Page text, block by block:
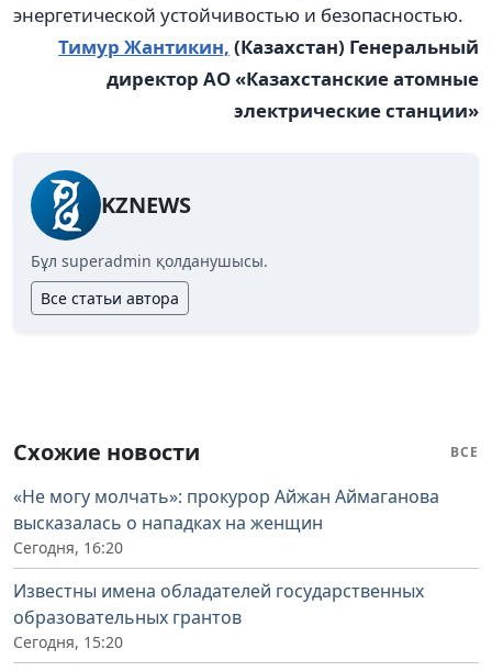
энергетической устойчивостью и безопасностью.
Тимур Жантикин, (Казахстан) Генеральный
директор АО «Казахстанские атомные
электрические станции»
KZNEWS
Бұл superadmin қолданушысы.
Все статьи автора
Схожие новости ВСЕ
«Не могу молчать»: прокурор Айжан Аймаганова
высказалась о нападках на женщин
Сегодня, 16:20
Известны имена обладателей государственных
образовательных грантов
Сегодня, 15:20